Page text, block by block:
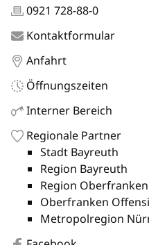
0921 728-88-0
Kontaktformular
Anfahrt
Öffnungszeiten
Interner Bereich
Regionale Partner
Stadt Bayreuth
Region Bayreuth
Region Oberfranken
Oberfranken
Metropolregion